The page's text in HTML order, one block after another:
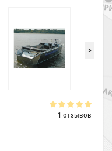
>
1 отзывов